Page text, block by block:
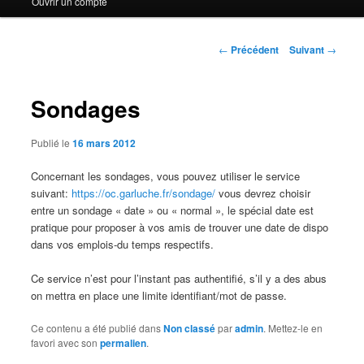
Navigation
← Précédent Suivant →
Sondages
Publié le 16 mars 2012
Concernant les sondages, vous pouvez utiliser le service
suivant: https://oc.garluche.fr/sondage/vous devrez choisir
entre un sondage « date » ou « normal », le spécial date est
pratique pour proposer à vos amis de trouver une date de dispo
dans vos emplois-du temps respectifs.
Ce service n’est pour l’instant pas authentifié, s’il y a des abus
on mettra en place une limite identifiant/mot de passe.
Ce contenu a été publié dansNon classéparadmin. Mettez-le en
favori avec son permalien.